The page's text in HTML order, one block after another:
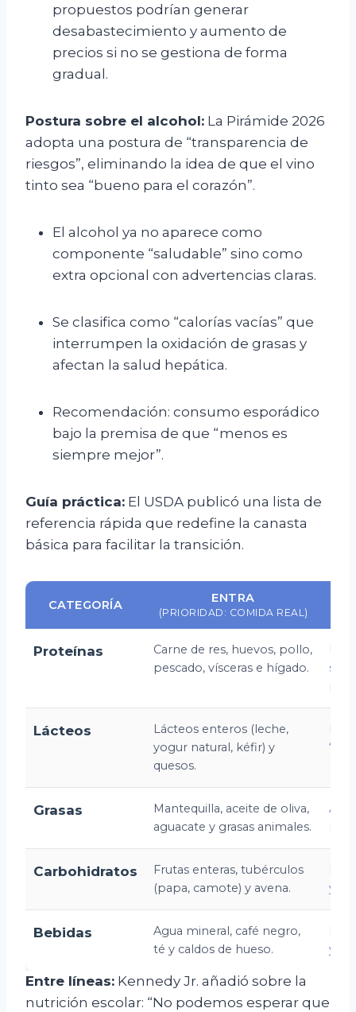
propuestos podrían generar
desabastecimiento y aumento de
precios si no se gestiona de forma
gradual.
Postura sobre el alcohol: La Pirámide 2026
adopta una postura de “transparencia de
riesgos”, eliminando la idea de que el vino
tinto sea “bueno para el corazón”.
El alcohol ya no aparece como
componente “saludable” sino como
extra opcional con advertencias claras.
Se clasifica como “calorías vacías” que
interrumpen la oxidación de grasas y
afectan la salud hepática.
Recomendación: consumo esporádico
bajo la premisa de que “menos es
siempre mejor”.
Guía práctica: El USDA publicó una lista de
referencia rápida que redefine la canasta
básica para facilitar la transición.
CATEGORÍA ENTRA
(PRIORIDAD: COMIDA REAL)
Proteínas
Carne de res, huevos, pollo,
pescado, vísceras e hígado.
Lácteos
Lácteos enteros (leche,
yogur natural, kéfir) y
quesos.
Grasas
Mantequilla, aceite de oliva,
aguacate y grasas animales.
Carbohidratos
Frutas enteras, tubérculos
(papa, camote) y avena.
y
Bebidas
Agua mineral, café negro,
té y caldos de hueso.
y
Entre líneas: Kennedy Jr. añadió sobre la
nutrición escolar: “No podemos esperar que